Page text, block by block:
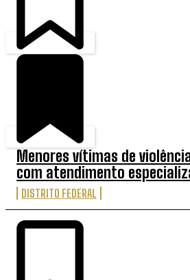
Menores vítimas de
com atendimento
DISTRITO FEDERAL